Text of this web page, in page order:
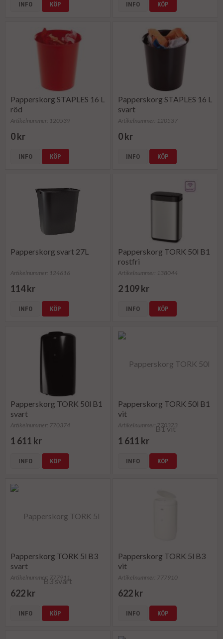
INFO KÖP INFO KÖP
Papperskorg STAPLES 16 L
röd
Artikelnummer: 120539
0 kr
INFO KÖP
Papperskorg STAPLES 16 L
svart
Artikelnummer: 120537
0 kr
INFO KÖP
Papperskorg svart 27L
Artikelnummer: 124616
114 kr
INFO KÖP
Papperskorg TORK 50l B1
rostfri
Artikelnummer: 138044
2 109 kr
INFO KÖP
Papperskorg TORK 50l B1
svart
Artikelnummer: 770374
1 611 kr
INFO KÖP
Papperskorg TORK 50l B1
vit
Artikelnummer: 770373
1 611 kr
INFO KÖP
Papperskorg TORK 5l B3
svart
Artikelnummer: 777911
622 kr
INFO KÖP
Papperskorg TORK 5l B3
vit
Artikelnummer: 777910
622 kr
INFO KÖP